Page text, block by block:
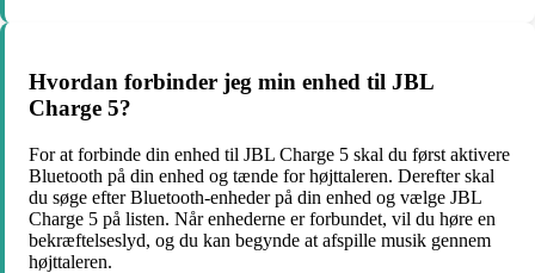
Hvordan forbinder jeg min enhed til JBL
Charge 5?
For at forbinde din enhed til JBL Charge 5 skal du først aktivere
Bluetooth på din enhed og tænde for højttaleren. Derefter skal
du søge efter Bluetooth-enheder på din enhed og vælge JBL
Charge 5 på listen. Når enhederne er forbundet, vil du høre en
bekræftelseslyd, og du kan begynde at afspille musik gennem
højttaleren.